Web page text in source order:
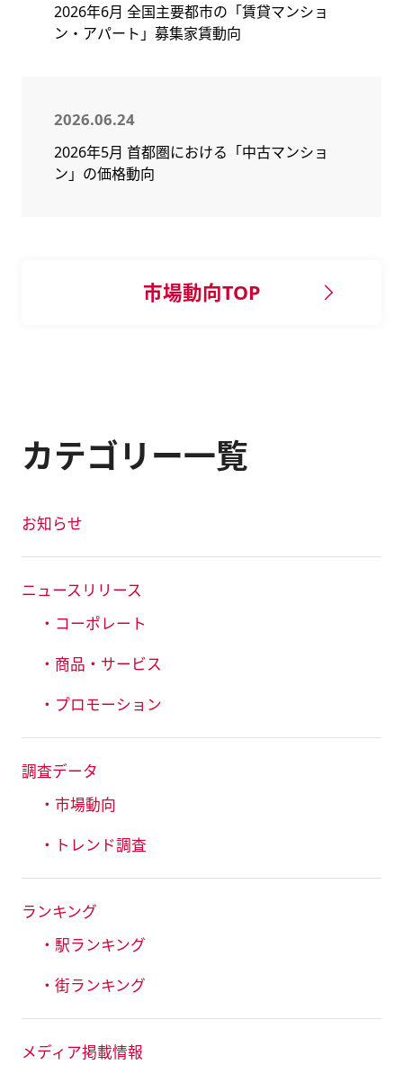
2026年6月 全国主要都市の「賃貸マンショ
ン・アパート」募集家賃動向
2026.06.24
2026年5月 首都圏における「中古マンショ
ン」の価格動向
市場動向TOP
カテゴリー一覧
お知らせ
ニュースリリース
・コーポレート
・商品・サービス
・プロモーション
調査データ
・市場動向
・トレンド調査
ランキング
・駅ランキング
・街ランキング
メディア掲載情報